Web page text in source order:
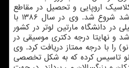
اروپایی و تحصیل در مقاطع
كارشناسی و كارشناسی ارشد شروع شد. وی در سال ۱۳۸۶ با
در دانشگاه مارتین لوتر در كشور
و نهایتا درجه دكتری موسیقی در
را با درجه ممتاز دریافت كرد. وی
تاسیس كرده كه به شكل تخصصی